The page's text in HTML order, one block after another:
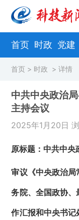
首页 时政 党建
首页 > 时政 > 详情
中共中央政治
主持会议
2025年1月20日
原标题：中共中央
审议《中央政治局
务院、全国政协
作汇报和中央书